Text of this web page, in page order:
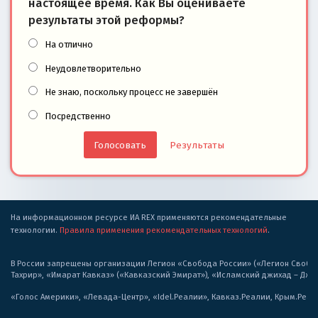
настоящее время. Как Вы оцениваете
результаты этой реформы?
На отлично
Неудовлетворительно
Не знаю, поскольку процесс не завершён
Посредственно
Результаты
На информационном ресурсе ИА REX применяются рекомендательные
технологии. Правила применения рекомендательных технологий.
В России запрещены организации Легион «Свобода России» («Легион
Тахрир», «Имарат Кавказ» («Кавказский Эмират»), «Исламский джихад –
«Голос Америки», «Левада-Центр», «Idel.Реалии», Кавказ.Реалии,